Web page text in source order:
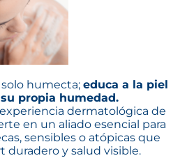
humecta; educa a la piel
propia humedad.
dermatológica de
en un aliado esencial para
sensibles o atópicas que
duradero y salud visible.